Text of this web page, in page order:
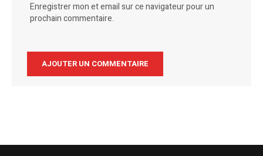
Enregistrer mon et email sur ce navigateur pour un
prochain commentaire.